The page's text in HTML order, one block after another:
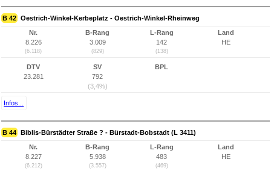
B 42 Oestrich-Winkel-Kerbeplatz - Oestrich-Winkel-Rheinweg
Nr.
8.226
(6.118)
B-Rang
3.009
(829)
L-Rang
142
(138)
Land
HE
DTV
23.281
SV
792
(3,4%)
BPL
Infos...
B 44 Biblis-Bürstädter Straße ? - Bürstadt-Bobstadt (L 3411)
Nr.
8.227
(6.212)
B-Rang
5.938
(3.557)
L-Rang
483
(469)
Land
HE